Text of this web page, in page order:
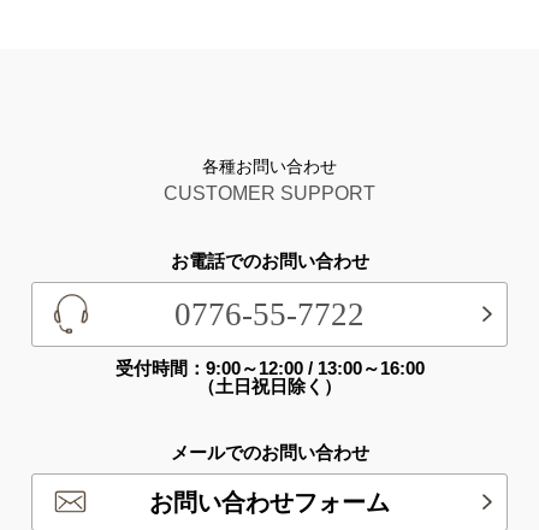
各種お問い合わせ
CUSTOMER SUPPORT
お電話でのお問い合わせ
0776-55-7722
受付時間：9:00～12:00 / 13:00～16:00
（土日祝日除く）
メールでのお問い合わせ
お問い合わせフォーム